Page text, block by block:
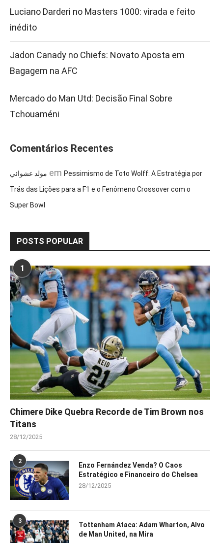
Luciano Darderi no Masters 1000: virada e feito
inédito
Jadon Canady no Chiefs: Novato Aposta em
Bagagem na AFC
Mercado do Man Utd: Decisão Final Sobre
Tchouaméni
Comentários Recentes
مولد عشوائي em Pessimismo de Toto Wolff: A Estratégia por
Trás das Lições para a F1 e o Fenômeno Crossover com o
Super Bowl
POSTS POPULAR
1
Chimere Dike Quebra Recorde de Tim Brown nos
Titans
28/12/2025
2
Enzo Fernández Venda? O Caos
Estratégico e Financeiro do Chelsea
28/12/2025
3
Tottenham Ataca: Adam Wharton, Alvo
de Man United, na Mira